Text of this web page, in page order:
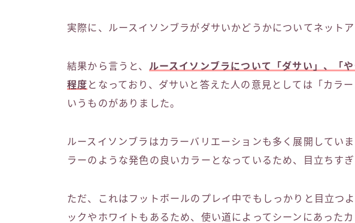
実際に、ルースイソンブラがダサいかどうかについてネット
結果から言うと、 ルースイソンブラについて「ダサい」、「
程度 となっており、ダサいと答えた人の意見としては「カラ
いうものがありました。
ルースイソンブラはカラーバリエーションも多く展開してい
ラーのような発色の良いカラーとなっているため、目立ちす
ただ、これはフットボールのプレイ中でもしっかりと目立つ
ックやホワイトもあるため、使い道によってシーンにあった